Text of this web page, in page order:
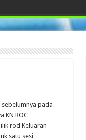
pada
KN ROC
rod Keluaran
satu sesi